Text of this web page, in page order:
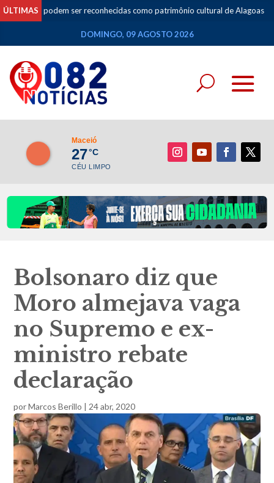
ÚLTIMAS
podem ser reconhecidas como patrimônio cultural de Alagoas •
DOMINGO, 09 AGOSTO 2026
Maceió
27°C
CÉU LIMPO
Bolsonaro diz que
Moro almejava vaga
no Supremo e ex-
ministro rebate
declaração
porMarcos Berillo | 24 abr, 2020